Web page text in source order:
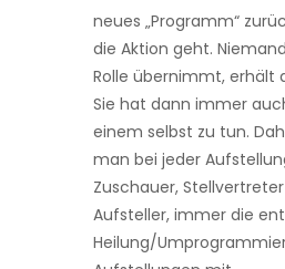
neues „Programm“
die Aktion geht.
Rolle übernimmt, erhält
Sie hat dann immer
einem selbst zu tun.
man bei jeder
Zuschauer,
Aufsteller, immer die
Heilung/